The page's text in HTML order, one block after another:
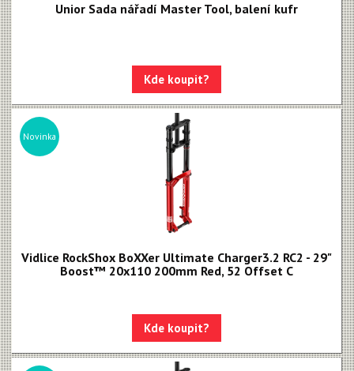
Unior Sada nářadí Master Tool, balení kufr
Kde koupit?
Novinka
Vidlice RockShox BoXXer Ultimate Charger3.2 RC2 - 29"
Boost™ 20x110 200mm Red, 52 Offset C
Kde koupit?